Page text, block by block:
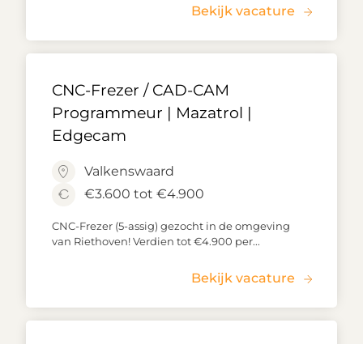
Bekijk vacature
CNC-Frezer / CAD-CAM
Programmeur | Mazatrol |
Edgecam
Valkenswaard
€3.600 tot €4.900
CNC-Frezer (5-assig) gezocht in de omgeving
van Riethoven! Verdien tot €4.900 per...
Bekijk vacature